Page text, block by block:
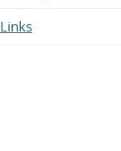
Links